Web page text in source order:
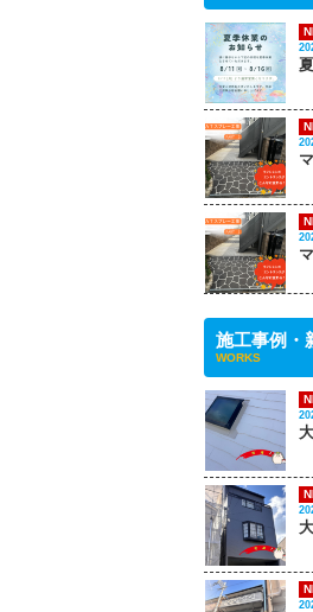
施工事例・
WORKS